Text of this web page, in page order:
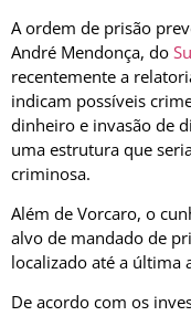
A ordem de prisão
André Mendonça, do
recentemente a
indicam possíveis
dinheiro e invasão de
uma estrutura que
criminosa.
Além de Vorcaro, o
alvo de mandado de
localizado até a última
De acordo com os